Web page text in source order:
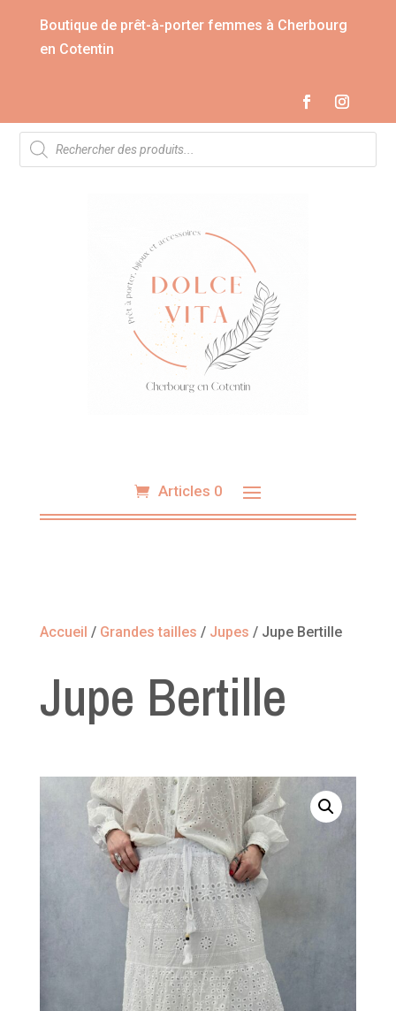
Boutique de prêt-à-porter femmes à Cherbourg
en Cotentin
Recherche
de
produits
Articles 0
Accueil / Grandes tailles / Jupes / Jupe Bertille
Jupe Bertille